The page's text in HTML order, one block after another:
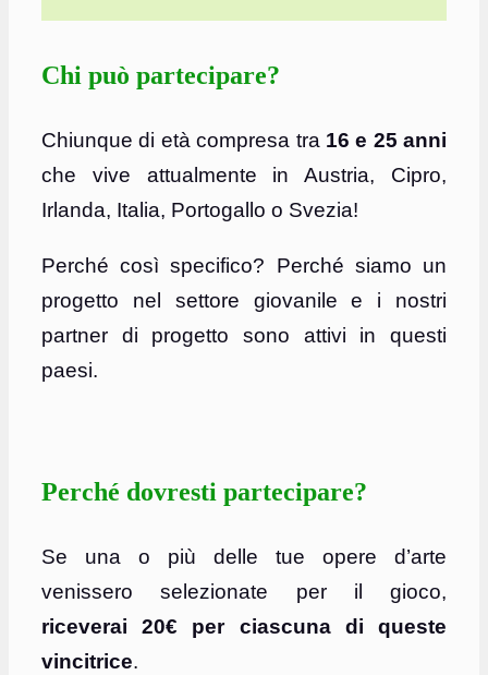
Chi può partecipare?
Chiunque di età compresa tra 16 e 25 anni
che vive attualmente in Austria, Cipro,
Irlanda, Italia, Portogallo o Svezia!
Perché così specifico? Perché siamo un
progetto nel settore giovanile e i nostri
partner di progetto sono attivi in questi
paesi.
Perché dovresti partecipare?
Se una o più delle tue opere d’arte
venissero selezionate per il gioco,
riceverai 20€ per ciascuna di queste
vincitrice.